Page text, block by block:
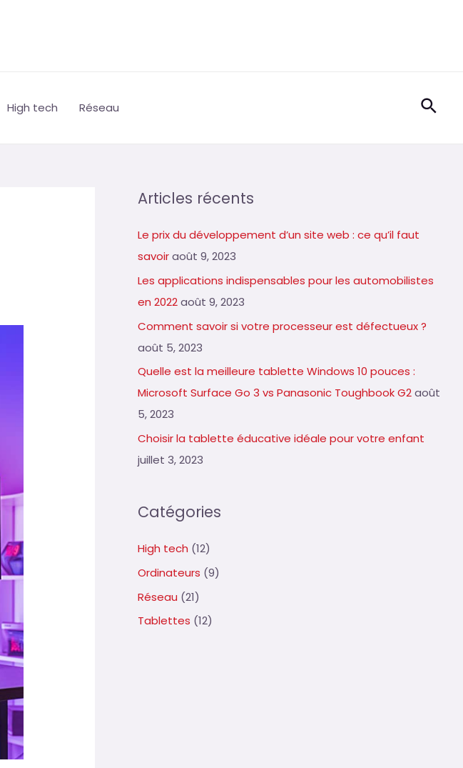
High tech Réseau
Articles récents
Le prix du développement d’un site web : ce qu’il faut
savoir août 9, 2023
Les applications indispensables pour les automobilistes
en 2022 août 9, 2023
Comment savoir si votre processeur est défectueux ?
août 5, 2023
Quelle est la meilleure tablette Windows 10 pouces :
Microsoft Surface Go 3 vs Panasonic Toughbook G2 août
5, 2023
Choisir la tablette éducative idéale pour votre enfant
juillet 3, 2023
Catégories
High tech (12)
Ordinateurs (9)
Réseau (21)
Tablettes (12)